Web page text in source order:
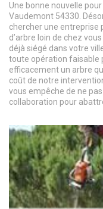
Une bonne nouvelle
Vaudemont 54330.
chercher une entreprise
d’arbre loin de chez
déjà siégé dans votre
toute opération faisable
efficacement un arbre
coût de notre
vous empêche de ne
collaboration pour